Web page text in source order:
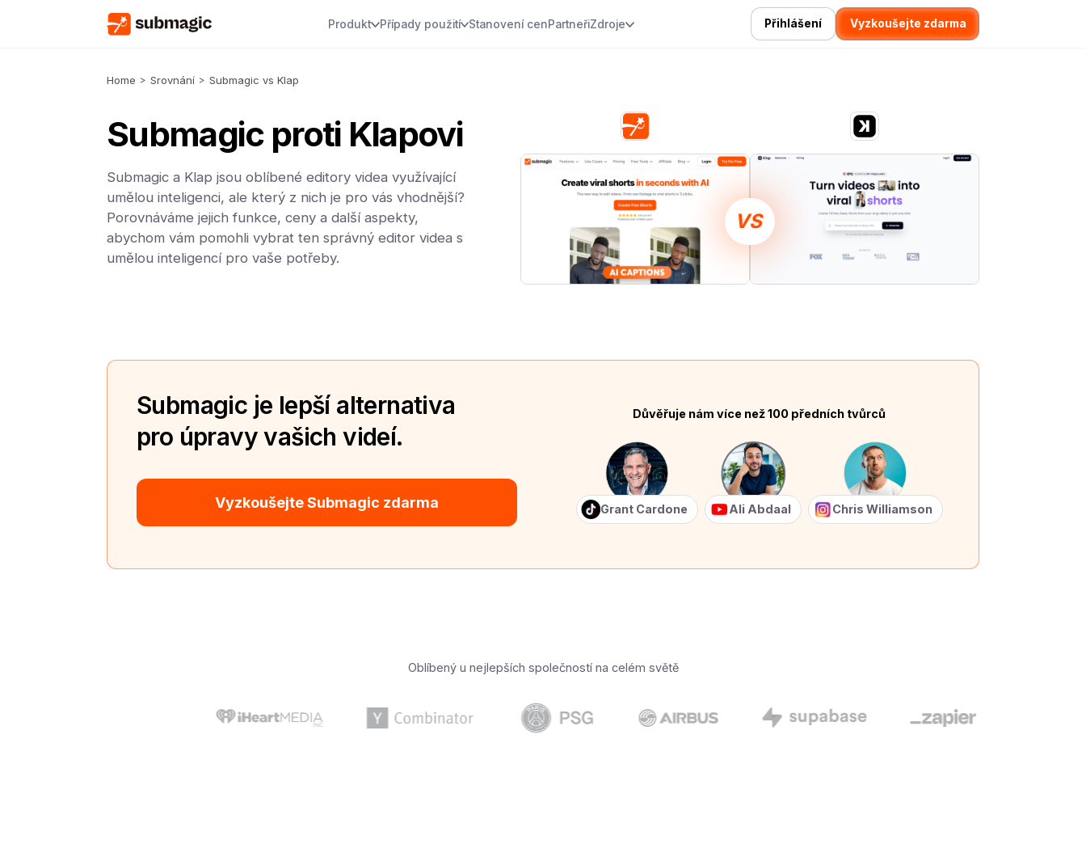
Produkt Případy použití Stanovení cenPartneřiZdroje Přihlášení Vyzkoušejte zdarma
Home > Srovnání > Submagic vs Klap
Submagic proti Klapovi
Submagic a Klap jsou oblíbené editory videa využívající
umělou inteligenci, ale který z nich je pro vás vhodnější?
Porovnáváme jejich funkce, ceny a další aspekty,
abychom vám pomohli vybrat ten správný editor videa s
umělou inteligencí pro vaše potřeby.
VS
Submagic je lepší alternativa
pro úpravy vašich videí.
Vyzkoušejte Submagic zdarma
Důvěřuje nám více než 100 předních tvůrců
Grant Cardone Ali Abdaal Chris Williamson
Oblíbený u nejlepších společností na celém světě